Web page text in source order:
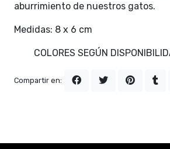
aburrimiento de nuestros gatos.
Medidas: 8 x 6 cm
COLORES SEGÚN
Compartir en: